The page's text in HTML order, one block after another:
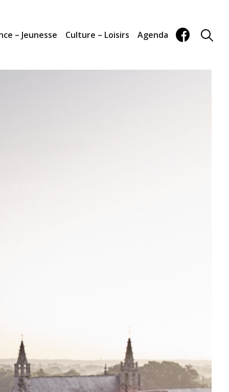
– Jeunesse Culture – Loisirs Agenda